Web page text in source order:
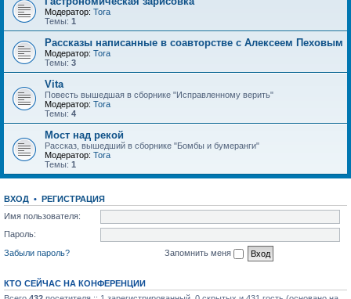
Модератор: Tora
Темы: 1
Рассказы написанные в соавторстве с Алексеем Пеховым
Модератор: Tora
Темы: 3
Vita
Повесть вышедшая в сборнике "Исправленному верить"
Модератор: Tora
Темы: 4
Мост над рекой
Рассказ, вышедший в сборнике "Бомбы и бумеранги"
Модератор: Tora
Темы: 1
ВХОД • РЕГИСТРАЦИЯ
Имя пользователя:
Пароль:
Забыли пароль?
Запомнить меня
КТО СЕЙЧАС НА КОНФЕРЕНЦИИ